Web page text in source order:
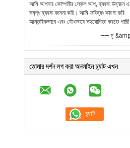
আমি আপনার কোম্পানীর স্কেল আপ, ব্যবসা উন্নয়ন
সমৃদ্ধ ব্যবসা কামনা করি। আমি ভবিষ্যৎ কামনা করি
আন্তরিকভাবে এবং যৌথভাবে সহযোগিতা করতে পারি!
—— মু
তোমার দর্শন লগ করা অনলাইন চ্যাট এখন